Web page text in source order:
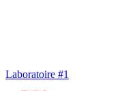
Laboratoire #1